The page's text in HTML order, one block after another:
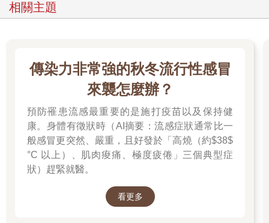
相關主題
傳染力非常強的秋冬流行性感冒
來襲怎麼辦？
預防罹患流感最重要的是施打疫苗以及保持健
康。身體有徵狀時（AI摘要：流感症狀通常比一
般感冒更突然、嚴重，且好發於「高燒（約$38$
°C 以上）、肌肉痠痛、極度疲倦」三個典型症
狀）趕緊就醫。
看更多